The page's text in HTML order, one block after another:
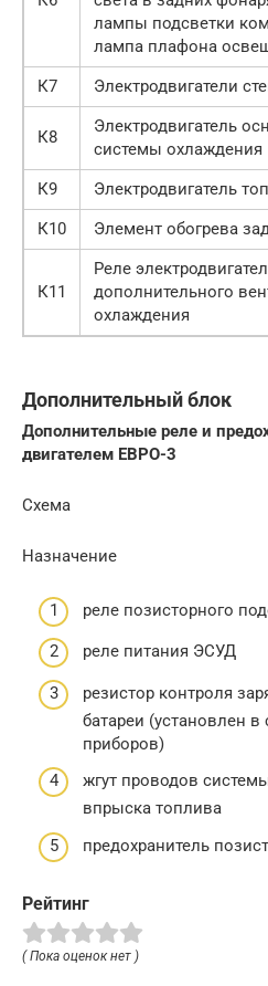
лампы подсветки
лампа плафона
К7
Электродвигатели
К8
Электродвигатель
системы охлаждения
К9
Электродвигатель
К10
Элемент обогрева
К11
Реле
дополнительного
охлаждения
Дополнительный блок
Дополнительные реле и
двигателем ЕВРО-3
Схема
Назначение
реле позисторного
реле питания ЭСУД
резистор контроля
батареи (установлен
приборов)
жгут проводов
впрыска топлива
предохранитель
Рейтинг
( Пока оценок нет )